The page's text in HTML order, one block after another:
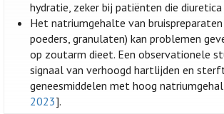
hydratie, zeker bij patiënten die diuretica
Het natriumgehalte van
poeders, granulaten) kan problemen
op zoutarm dieet. Een observationele
signaal van verhoogd hartlijden en
geneesmiddelen met hoog
2023].